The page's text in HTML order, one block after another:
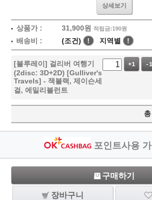
상세보기
상품가 : 31,900원 적립금:190원
배송비 : (조건) ! 지역별 !
[블루레이] 걸리버 여행기
(2disc: 3D+2D) [Gulliver's
Travels] - 잭블랙, 제이슨세
걸, 에밀리블런트
+1 -1
포인트사용
구매하기
장바구니